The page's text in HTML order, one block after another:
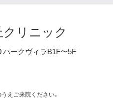
リニック
ークヴィラB1F〜5F
えご来院ください。